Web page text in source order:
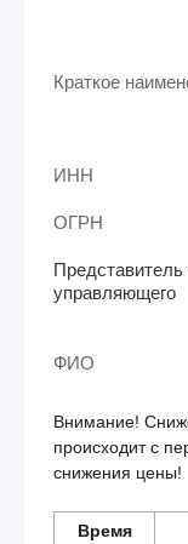
Краткое
ИНН
ОГРН
Представитель
управляющего
ФИО
Внимание!
происходит с
снижения цены!
Время